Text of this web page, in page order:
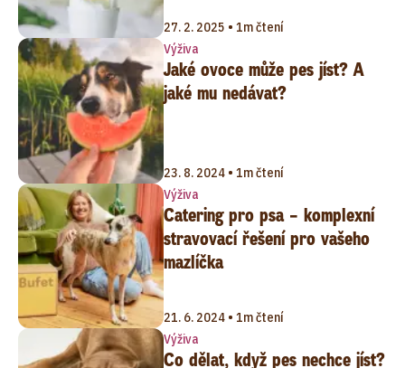
27. 2. 2025 • 1m čtení
Výživa
Jaké ovoce může pes jíst? A
jaké mu nedávat?
23. 8. 2024 • 1m čtení
Výživa
Catering pro psa – komplexní
stravovací řešení pro vašeho
mazlíčka
21. 6. 2024 • 1m čtení
Výživa
Co dělat, když pes nechce jíst?